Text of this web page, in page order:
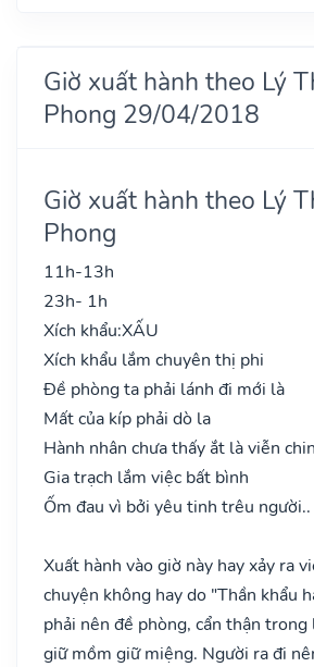
Giờ xuất hành theo Lý
Phong 29/04/2018
Giờ xuất hành theo Lý
Phong
11h-13h
23h- 1h
Xích khẩu:XẤU
Xích khẩu lắm chuyên thị phi
Đề phòng ta phải lánh đi mới là
Mất của kíp phải dò la
Hành nhân chưa thấy ắt là viễn
Gia trạch lắm việc bất bình
Ốm đau vì bởi yêu tinh trêu người..
Xuất hành vào giờ này hay xảy ra
chuyện không hay do "Thần khẩu
phải nên đề phòng, cẩn thận
giữ mồm giữ miệng. Người ra đi